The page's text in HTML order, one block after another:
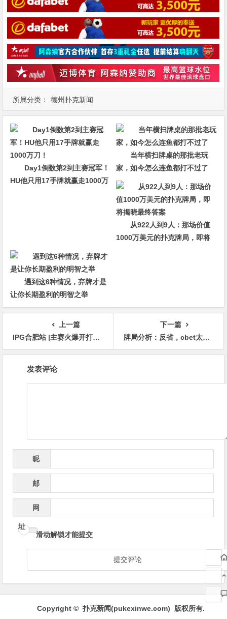
所属分类： 德州扑克新闻
Day1倒数第2到主赛冠军！
HU他只用17手牌就赢走1000万
当年横扫牌桌的那批老玩
家，如今怎么连鱼都打不过了
从922人到9人：那场价值
1000万美元的扑克牌局，即将
遇到这6种情况，弃牌才是
让你长期盈利的明智之举
上一篇
IPG合肥站 |主赛火爆开打！A组332人参赛77人晋级，陈文文30.55万记分领跑
下一篇
牌局分析：反省，cbet太多了
发表评论
昵
邮
网
址
滑动解锁才能提交
Copyright © 扑克新闻(pukexinwe.com) 版权所有.